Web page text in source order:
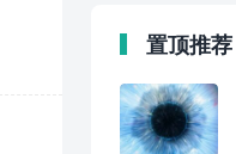
置顶推荐